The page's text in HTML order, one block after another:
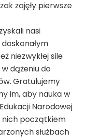
zajęły pierwsze
nasi
niezwykłej sile
dążeniu do
Gratulujemy
im, aby nauka w
Narodowej
nich początkiem
służbach